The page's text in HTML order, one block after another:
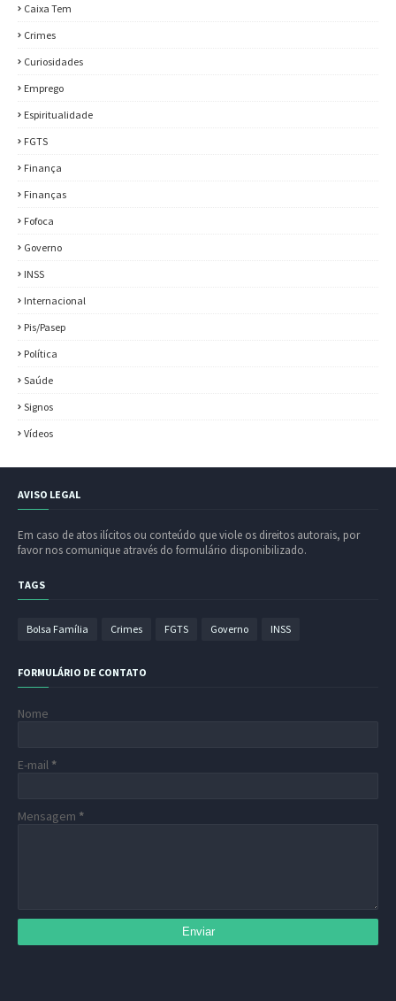
Caixa Tem
Crimes
Curiosidades
Emprego
Espiritualidade
FGTS
Finança
Finanças
Fofoca
Governo
INSS
Internacional
Pis/Pasep
Política
Saúde
Signos
Vídeos
AVISO LEGAL
Em caso de atos ilícitos ou conteúdo que viole os direitos autorais, por
favor nos comunique através do formulário disponibilizado.
TAGS
Bolsa Família Crimes FGTS Governo INSS
FORMULÁRIO DE CONTATO
Nome
E-mail *
Mensagem *